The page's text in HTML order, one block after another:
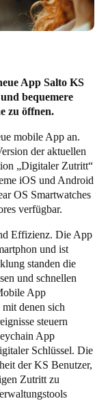
App Salto KS
bequemere
zu öffnen.
mobile App an.
der aktuellen
„Digitaler Zutritt“
iOS und Android
OS Smartwatches
verfügbar.
Effizienz. Die App
und ist
standen die
und schnellen
App
denen sich
steuern
App
Schlüssel. Die
der KS Benutzer,
Zutritt zu